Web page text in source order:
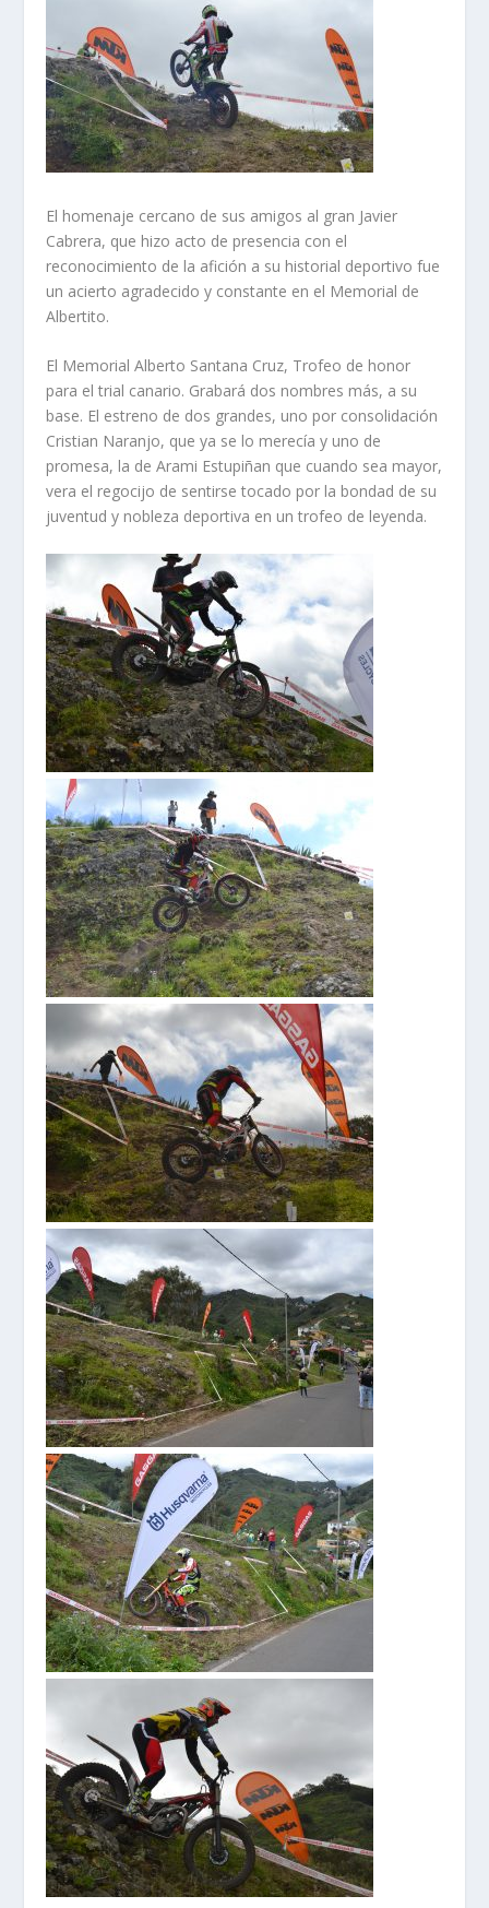
El homenaje cercano de sus amigos al gran Javier
Cabrera, que hizo acto de presencia con el
reconocimiento de la afición a su historial deportivo fue
un acierto agradecido y constante en el Memorial de
Albertito.
El Memorial Alberto Santana Cruz, Trofeo de honor
para el trial canario. Grabará dos nombres más, a su
base. El estreno de dos grandes, uno por consolidación
Cristian Naranjo, que ya se lo merecía y uno de
promesa, la de Arami Estupiñan que cuando sea mayor,
vera el regocijo de sentirse tocado por la bondad de su
juventud y nobleza deportiva en un trofeo de leyenda.